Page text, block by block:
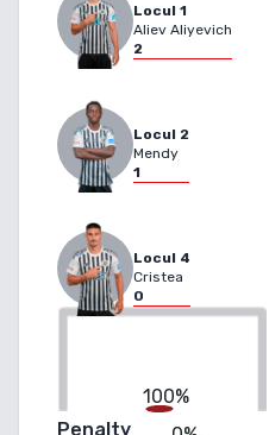
Locul 1
Aliev Aliyevich
2
Locul 2
Mendy
1
Locul 4
Cristea
0
100%
Penalty